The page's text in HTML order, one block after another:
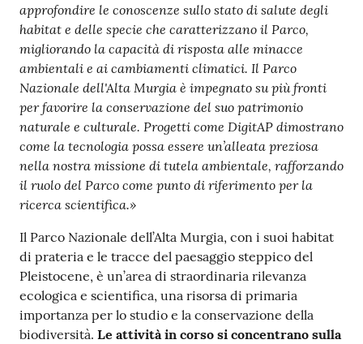
approfondire le conoscenze sullo stato di salute degli
habitat e delle specie che caratterizzano il Parco,
migliorando la capacità di risposta alle minacce
ambientali e ai cambiamenti climatici. Il Parco
Nazionale dell'Alta Murgia è impegnato su più fronti
per favorire la conservazione del suo patrimonio
naturale e culturale. Progetti come DigitAP dimostrano
come la tecnologia possa essere un’alleata preziosa
nella nostra missione di tutela ambientale, rafforzando
il ruolo del Parco come punto di riferimento per la
ricerca scientifica.»
Il Parco Nazionale dell’Alta Murgia, con i suoi habitat
di prateria e le tracce del paesaggio steppico del
Pleistocene, è un’area di straordinaria rilevanza
ecologica e scientifica, una risorsa di primaria
importanza per lo studio e la conservazione della
biodiversità. Le attività in corso si concentrano sulla